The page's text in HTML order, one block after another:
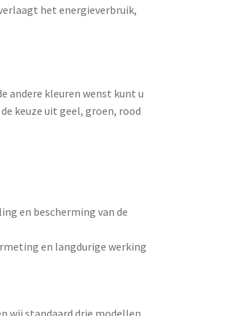
het energieverbruik,
andere kleuren wenst kunt u
keuze uit geel, groen, rood
en bescherming van de
en langdurige werking
wij standaard drie modellen